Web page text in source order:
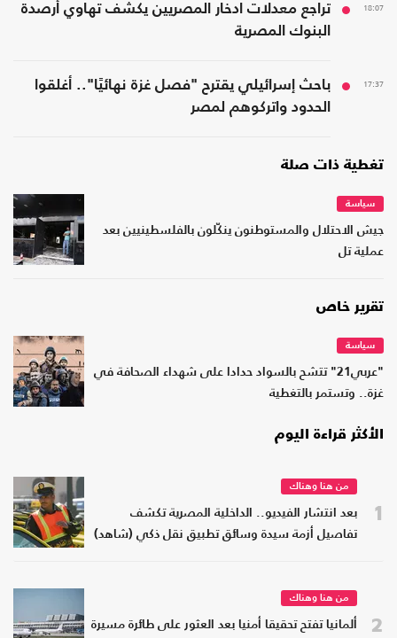
18:07
تراجع معدلات ادخار المصريين يكشف تهاوي أرصدة
البنوك المصرية
17:37
باحث إسرائيلي يقترح "فصل غزة نهائيًا".. أغلقوا
الحدود واتركوهم لمصر
تغطية ذات صلة
سياسة
جيش الاحتلال والمستوطنون ينكّلون بالفلسطينيين بعد
عملية تل
تقرير خاص
سياسة
"عربي21" تتشح بالسواد حدادا على شهداء الصحافة في
غزة.. وتستمر بالتغطية
الأكثر قراءة اليوم
1
من هنا وهناك
بعد انتشار الفيديو.. الداخلية المصرية تكشف
تفاصيل أزمة سيدة وسائق تطبيق نقل ذكي (شاهد)
2
من هنا وهناك
ألمانيا تفتح تحقيقا أمنيا بعد العثور على طائرة مسيرة